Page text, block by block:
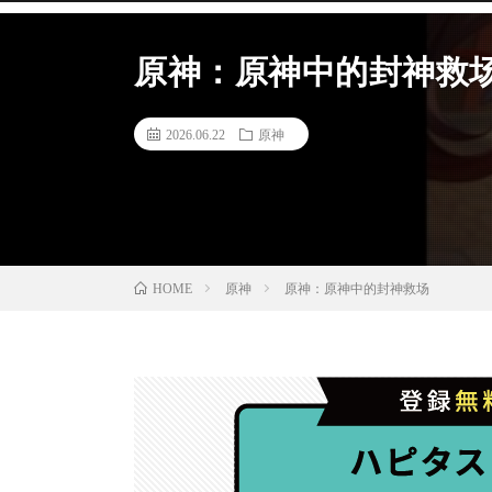
原神：原神中的封神救
2026.06.22 原神
HOME 原神 原神：原神中的封神救场